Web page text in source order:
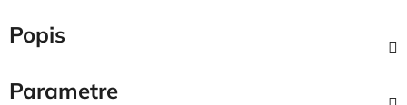
Popis
Parametre